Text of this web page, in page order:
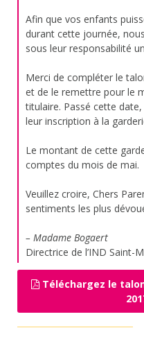
Afin que vos enfants
durant cette journée,
sous leur responsabilité
Merci de compléter le
et de le remettre pour le
titulaire. Passé cette
leur inscription à la
Le montant de cette
comptes du mois de mai.
Veuillez croire, Chers
sentiments les plus
– Madame Bogaert
Directrice de l’IND Saint-
Téléchargez le